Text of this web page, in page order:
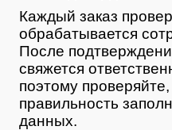
Каждый заказ
обрабатывается
После
свяжется
поэтому
правильность
данных.